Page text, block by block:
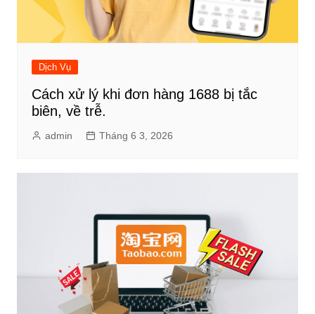
Dịch Vụ
Cách xử lý khi đơn hàng 1688 bị tắc
biên, về trễ.
admin Tháng 6 3, 2026